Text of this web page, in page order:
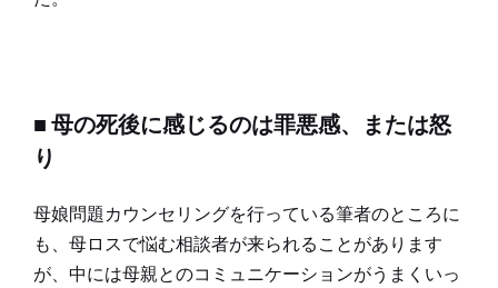
■ 母の死後に感じるのは罪悪感、または怒
り
母娘問題カウンセリングを行っている筆者のところに
も、母ロスで悩む相談者が来られることがあります
が、中には母親とのコミュニケーションがうまくいっ